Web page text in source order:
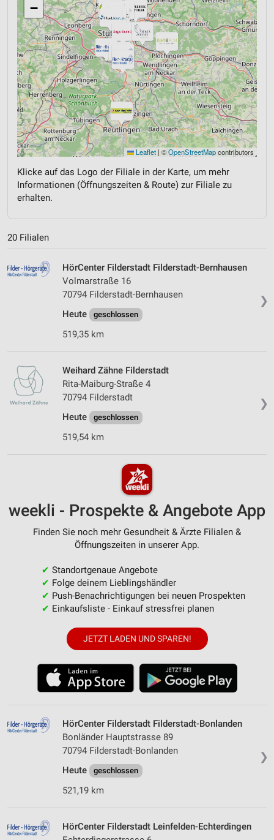
−
Leaflet | ©OpenStreetMapcontributors
Klicke auf das Logo der Filiale in der Karte, um mehr
Informationen (Öffnungszeiten & Route) zur Filiale zu
erhalten.
20 Filialen
❯
HörCenter Filderstadt Filderstadt-Bernhausen
Volmarstraße 16
70794 Filderstadt-Bernhausen
Heute
geschlossen
519,35 km
❯
Weihard Zähne Filderstadt
Rita-Maiburg-Straße 4
70794 Filderstadt
Heute
geschlossen
519,54 km
weekli - Prospekte & Angebote App
Finden Sie noch mehr Gesundheit & Ärzte Filialen &
Öffnungszeiten in unserer App.
✔ Standortgenaue Angebote
✔ Folge deinem Lieblingshändler
✔ Push-Benachrichtigungen bei neuen Prospekten
✔ Einkaufsliste - Einkauf stressfrei planen
JETZT LADEN UND SPAREN!
❯
HörCenter Filderstadt Filderstadt-Bonlanden
Bonländer Hauptstrasse 89
70794 Filderstadt-Bonlanden
Heute
geschlossen
521,19 km
HörCenter Filderstadt Leinfelden-Echterdingen